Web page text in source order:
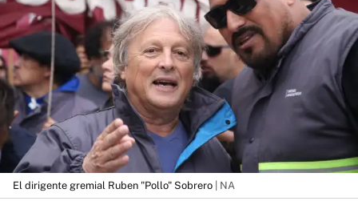
El dirigente gremial Ruben "Pollo" Sobrero | NA